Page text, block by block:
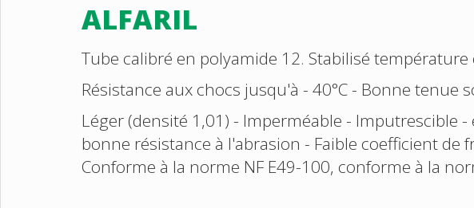
ALFARIL
Tube calibré en polyamide 12. Stabilisé
Résistance aux chocs jusqu'à - 40°C - Bonne tenue
Léger (densité 1,01) - Imperméable - Imputrescible
bonne résistance à l'abrasion - Faible coefficient de
Conforme à la norme NF E49-100, conforme à la